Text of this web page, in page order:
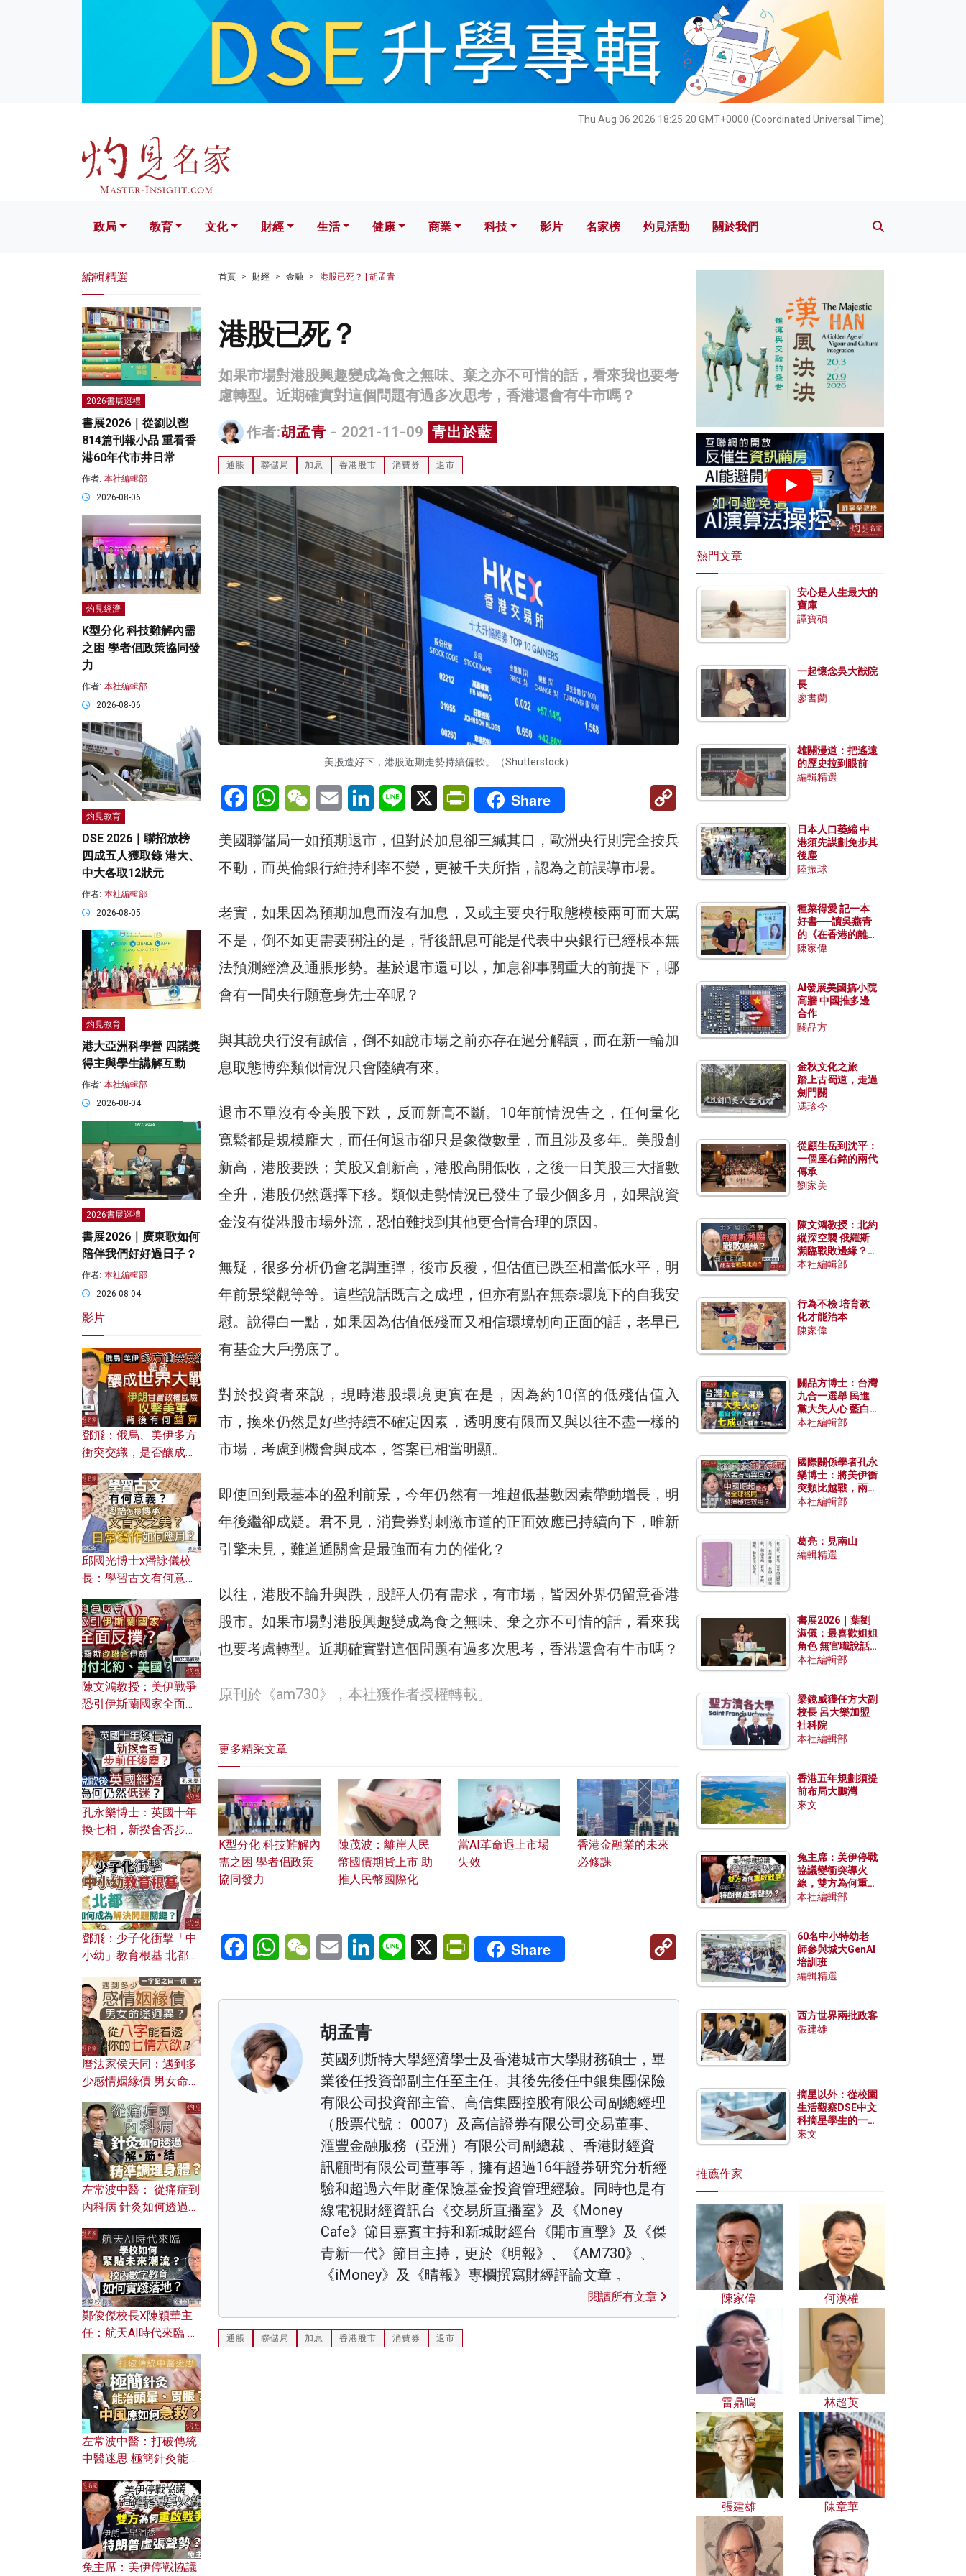
Thu Aug 06 2026 18:25:22 GMT+0000 (Coordinated Universal Time)
文化 財經 生活 健康 科技 影片 名家榜 灼見活動 關於我們
政局 教育 文化 財經 生活 健康 商業 科技 影片 名家榜 灼見活動 關於我們
首頁 財經 金融 港股已死？ | 胡孟青
港股已死？
如果市場對港股興趣變成為食之無味、棄之亦不可惜的話，看來我也要考
慮轉型。近期確實對這個問題有過多次思考，香港還會有牛市嗎？
作者:胡孟青 - 2021-11-09 青出於藍
通脹 聯儲局 加息 香港股市 消費券 退市
美股造好下，港股近期走勢持續偏軟。（Shutterstock）
FacebookWhatsAppWeChatEmail LinkedInLine X PrintFriendly
Share
Copy
Link
美國聯儲局一如預期退市，但對於加息卻三緘其口，歐洲央行則完全按兵
不動，而英倫銀行維持利率不變，更被千夫所指，認為之前誤導市場。
老實，如果因為預期加息而沒有加息，又或主要央行取態模棱兩可而大罵
不是，倒不如更需要關注的是，背後訊息可能是代表中央銀行已經根本無
法預測經濟及通脹形勢。基於退市還可以，加息卻事關重大的前提下，哪
會有一間央行願意身先士卒呢？
與其說央行沒有誠信，倒不如說市場之前亦存在過分解讀，而在新一輪加
息取態博弈類似情況只會陸續有來。
退市不單沒有令美股下跌，反而新高不斷。10年前情況告之，任何量化
寬鬆都是規模龐大，而任何退市卻只是象徵數量，而且涉及多年。美股創
新高，港股要跌；美股又創新高，港股高開低收，之後一日美股三大指數
全升，港股仍然選擇下移。類似走勢情況已發生了最少個多月，如果說資
金沒有從港股市場外流，恐怕難找到其他更合情合理的原因。
無疑，很多分析仍會老調重彈，後市反覆，但估值已跌至相當低水平，明
年前景樂觀等等。這些說話既言之成理，但亦有點在無奈環境下的自我安
慰。說得白一點，如果因為估值低殘而又相信環境朝向正面的話，老早已
有基金大戶撈底了。
對於投資者來說，現時港股環境更實在是，因為約10倍的低殘估值入
市，換來仍然是好些持續不確定因素，透明度有限而又與以往不盡一樣的
市場，考慮到機會與成本，答案已相當明顯。
即使回到最基本的盈利前景，今年仍然有一堆超低基數因素帶動增長，明
年後繼卻成疑。君不見，消費券對刺激市道的正面效應已持續向下，唯新
引擎未見，難道通關會是最強而有力的催化？
以往，港股不論升與跌，股評人仍有需求，有市場，皆因外界仍留意香港
股市。如果市場對港股興趣變成為食之無味、棄之亦不可惜的話，看來我
也要考慮轉型。近期確實對這個問題有過多次思考，香港還會有牛市嗎？
原刊於《am730》，本社獲作者授權轉載。
更多精采文章
K型分化 科技難解內
需之困 學者倡政策
協同發力
陳茂波：離岸人民
幣國債期貨上市 助
推人民幣國際化
當AI革命遇上市場
失效
香港金融業的未來
必修課
FacebookWhatsAppWeChatEmail LinkedInLine X PrintFriendly
Share
Copy
胡孟青
英國列斯特大學經濟學士及香港城市大學財務碩士，畢
業後任投資部副主任至主任。其後先後任中銀集團保險
有限公司投資部主管、高信集團控股有限公司副總經理
（股票代號： 0007）及高信證券有限公司交易董事、
滙豐金融服務（亞洲）有限公司副總裁 、香港財經資
訊顧問有限公司董事等，擁有超過16年證券研究分析經
驗和超過六年財產保險基金投資管理經驗。同時也是有
線電視財經資訊台《交易所直播室》及《Money
Cafe》節目嘉賓主持和新城財經台《開市直擊》及《傑
青新一代》節目主持，更於《明報》、《AM730》、
《iMoney》及《晴報》專欄撰寫財經評論文章 。
閱讀所有文章
通脹 聯儲局 加息 香港股市 消費券 退市
編輯精選
2026書展巡禮
書展2026｜從劉以鬯
814篇刊報小品 重看香
港60年代市井日常
作者: 本社編輯部
2026-08-06
灼見經濟
K型分化 科技難解內需
之困 學者倡政策協同發
力
作者: 本社編輯部
2026-08-06
灼見教育
DSE 2026｜聯招放榜
四成五人獲取錄 港大、
中大各取12狀元
作者: 本社編輯部
2026-08-05
灼見教育
港大亞洲科學營 四諾獎
得主與學生講解互動
作者: 本社編輯部
2026-08-04
2026書展巡禮
書展2026｜廣東歌如何
陪伴我們好好過日子？
作者: 本社編輯部
2026-08-04
影片
鄧飛：俄烏、美伊多方
衝突交織，是否釀成世
風險攻擊美軍，背後有
何盤算？
邱國光博士x潘詠儀校
長：學習古文有何意
文之美？ 日常寫作如何
應用？
陳文鴻教授：美伊戰爭
恐引伊斯蘭國家全面反
對付北約美國？
孔永樂博士：英國十年
換七相，新揆會否步前
濟為何仍然低迷？
鄧飛：少子化衝擊「中
小幼」教育根基 北都如
曆法家侯天同：遇到多
少感情姻緣債 男女命途
的七情六欲？
左常波中醫： 從痛症到
內科病 針灸如何透過解
鄭俊傑校長X陳穎華主
任：航天AI時代來臨 學
校內數字教育如何實踐
落地？
左常波中醫：打破傳統
中醫迷思 極簡針灸能治
何急救？
兔主席：美伊停戰協議
熱門文章
安心是人生最大的
寶庫
譚寶碩
一起懷念吳大猷院
長
廖書蘭
雄關漫道：把遙遠
的歷史拉到眼前
編輯精選
日本人口萎縮 中
港須先謀劃免步其
後塵
陸振球
種菜得愛 記一本
好書──讀吳燕青
的《在香港的離島
種菜》
陳家偉
AI發展美國搞小院
高牆 中國推多邊
合作
關品方
金秋文化之旅──
踏上古蜀道，走過
劍門關
馮珍今
從顧生岳到沈平：
一個座右銘的兩代
傳承
劉家美
陳文鴻教授：北約
縱深空襲 俄羅斯
瀕臨戰敗邊緣？中
國零部件能左右戰
本社編輯部
行為不檢 培育教
化才能治本
陳家偉
關品方博士：台灣
九合一選舉 民進
黨大失人心 藍白
合作有望拿下七成
本社編輯部
國際關係學者孔永
樂博士：將美伊衝
突類比越戰，兩者
有何異同？中國崛
本社編輯部
葛亮：見南山
編輯精選
書展2026｜葉劉
淑儀：最喜歡姐姐
角色 無官職說話
包袱少
本社編輯部
梁鏡威獲任方大副
校長 呂大樂加盟
社科院
本社編輯部
香港五年規劃須提
前布局大鵬灣
來文
兔主席：美伊停戰
協議變衝突導火
線，雙方為何重啟
戰爭？伊朗一早洞
本社編輯部
60名中小特幼老
師參與城大GenAI
培訓班
編輯精選
西方世界兩批政客
張建雄
摘星以外：從校園
生活觀察DSE中文
科摘星學生的一點
特質
來文
推薦作家
陳家偉 何漢權
雷鼎鳴 林超英
張建雄 陳章華